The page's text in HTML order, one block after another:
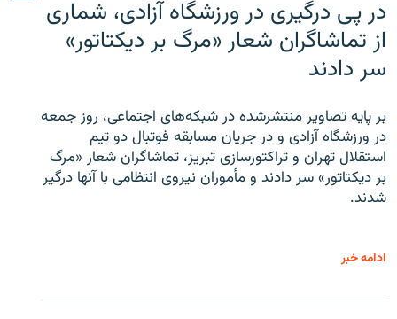
در پی درگیری در ورزشگاه آزادی، شماری
از تماشاگران شعار «مرگ بر دیکتاتور»
سر دادند
بر پایه تصاویر منتشرشده در شبکه‌های اجتماعی، روز جمعه
در ورزشگاه آزادی و در جریان مسابقه فوتبال دو تیم
استقلال تهران و تراکتورسازی تبریز، تماشاگران شعار «مرگ
بر دیکتاتور» سر دادند و مأموران نیروی انتظامی با آنها درگیر
شدند.
ادامه خبر